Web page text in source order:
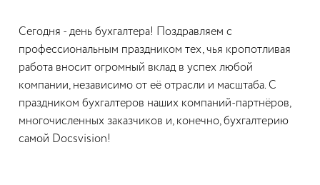
Сегодня - день бухгалтера! Поздравляем с
профессиональным праздником тех, чья кропотливая
работа вносит огромный вклад в успех любой
компании, независимо от её отрасли и масштаба. С
праздником бухгалтеров наших компаний-партнёров,
многочисленных заказчиков и, конечно,бухгалтерию
самой Docsvision!